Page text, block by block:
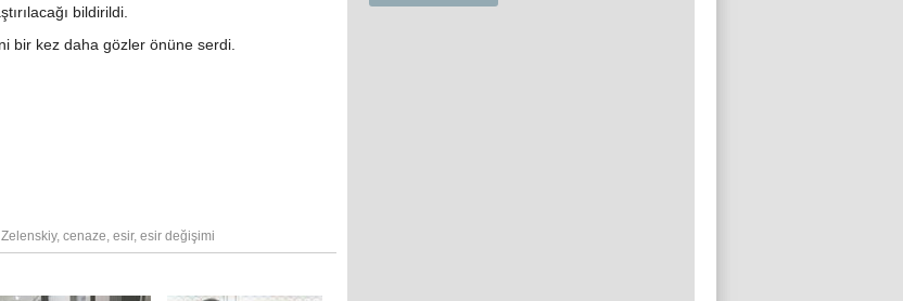
bildirildi.
bir kez daha gözler önüne serdi.
, cenaze, esir, esir değişimi